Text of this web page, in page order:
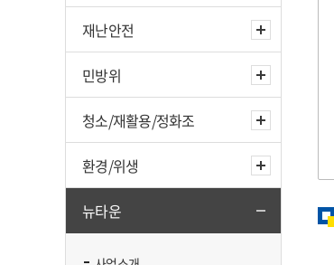
재난안전
민방위
청소/재활용/정화조
환경/위생
뉴타운